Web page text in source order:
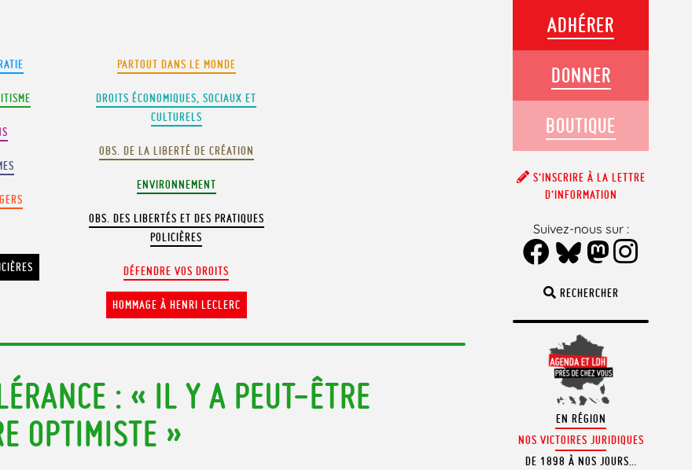
PARTOUT DANS LE MONDE
DROITS ÉCONOMIQUES, SOCIAUX ET
CULTURELS
OBS. DE LA LIBERTÉ DE CRÉATION
ENVIRONNEMENT
OBS. DES LIBERTÉS ET DES PRATIQUES
POLICIÈRES
DÉFENDRE VOS DROITS
HOMMAGE À HENRI LECLERC
: « IL Y A PEUT-ÊTRE
OPTIMISTE »
RECHERCHER
EN RÉGION
NOS VICTOIRES JURIDIQUES
DE 1898 À NOS JOURS…
ADHÉRER
DONNER
BOUTIQUE
S’INSCRIRE À LA LETTRE
D’INFORMATION
Suivez-nous sur :